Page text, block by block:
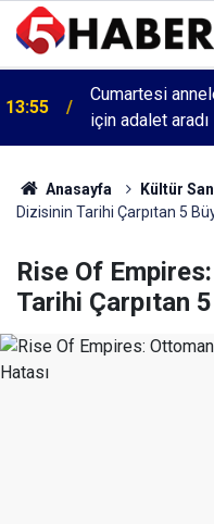
13:55
Cumartesi
için adalet aradı
Anasayfa Kültür
Dizisinin Tarihi Çarpıtan 5
Rise Of
Tarihi Çarpıtan